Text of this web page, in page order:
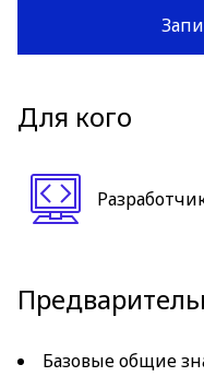
Для кого
Базовые общие